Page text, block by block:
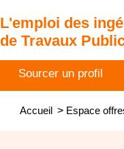
L'emploi des
de Travaux
Sourcer un profil
Accueil > Espace